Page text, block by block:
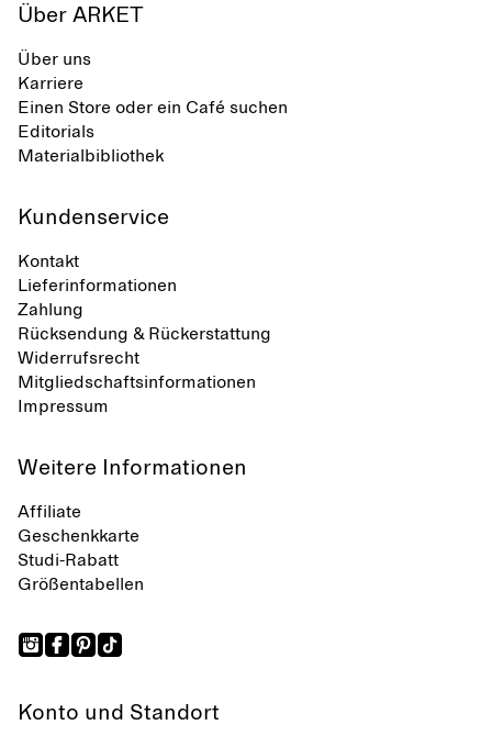
Über ARKET
Über uns
Karriere
Einen Store oder ein Café suchen
Editorials
Materialbibliothek
Kundenservice
Kontakt
Lieferinformationen
Zahlung
Rücksendung & Rückerstattung
Widerrufsrecht
Mitgliedschaftsinformationen
Impressum
Weitere Informationen
Affiliate
Geschenkkarte
Studi-Rabatt
Größentabellen
Konto und Standort